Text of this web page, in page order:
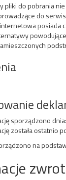
pliki do pobrania
do
posiada
sporządzono dnia:
została ostatnio
na